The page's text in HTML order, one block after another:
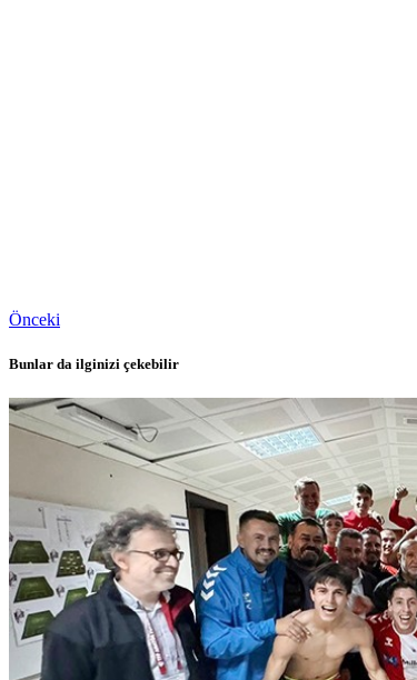
Önceki
Bunlar da ilginizi çekebilir